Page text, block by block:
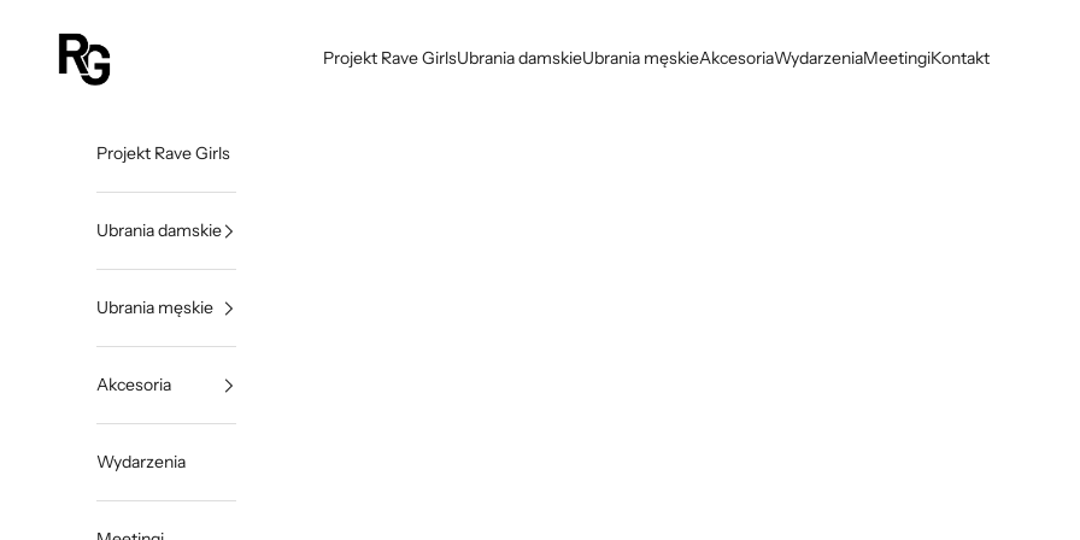
Rave Girls Poland
Projekt Rave GirlsUbrania damskieUbrania męskieAkcesoriaWydarzeniaMeetingiKontakt
Projekt Rave Girls
Ubrania damskie
Ubrania męskie
Akcesoria
Wydarzenia